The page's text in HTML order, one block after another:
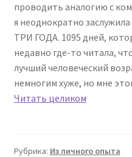
проводить аналогию с
я неоднократно
ТРИ ГОДА. 1095 дней,
недавно где-то читала,
лучший человеческий
немногим хуже, но мне
Читать целиком
Рубрика: Из личного опыта